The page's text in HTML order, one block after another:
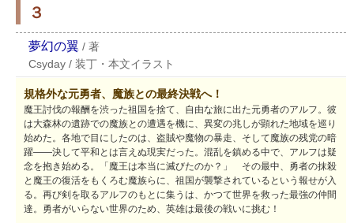
３
夢幻の翼 / 著
Csyday / 装丁・本文イラスト
規格外な元勇者、魔族との最終決戦へ！
魔王討伐の報酬を渋った祖国を捨て、自由な旅に出た元勇者のアルフ。彼
は大森林の遺跡での魔族との遭遇を機に、異変の兆しが顕れた地域を巡り
始めた。各地で目にしたのは、盗賊や魔物の暴走、そして魔族の残党の暗
躍――決して平和とは言えぬ現実だった。混乱を鎮める中で、アルフは疑
念を抱き始める。「魔王は本当に滅びたのか？」 その最中、勇者の抹殺
と魔王の復活をもくろむ魔族らに、祖国が襲撃されているという報せが入
る。再び剣を取るアルフのもとに集うは、かつて世界を救った最強の仲間
達。勇者がいらない世界のため、英雄は最後の戦いに挑む！